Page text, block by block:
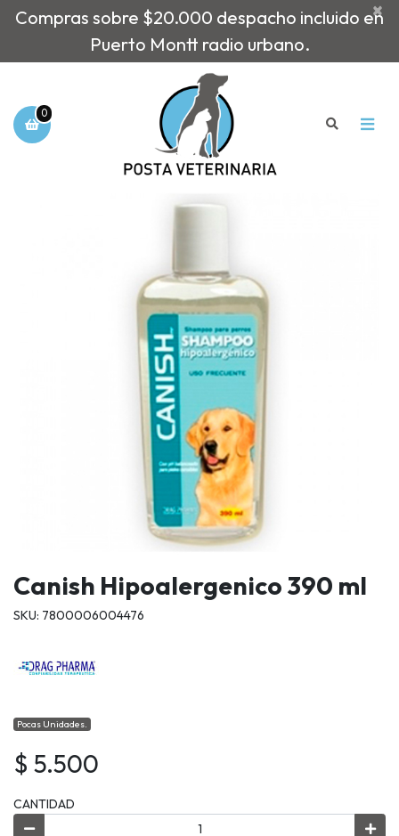
Compras sobre $20.000 despacho incluido en
Puerto Montt radio urbano.
×
0
Canish Hipoalergenico 390 ml
SKU: 7800006004476
Pocas Unidades.
$ 5.500
CANTIDAD